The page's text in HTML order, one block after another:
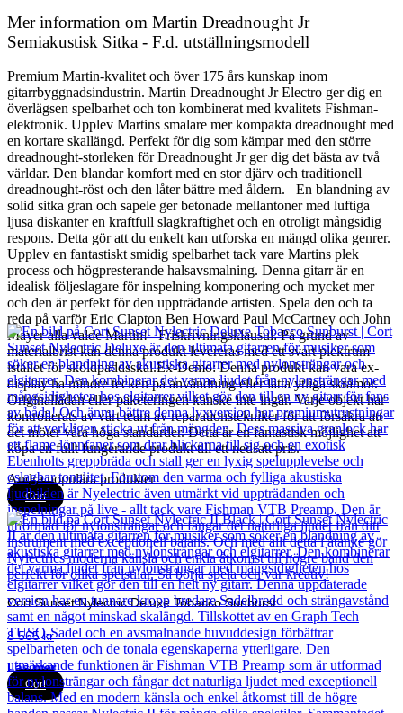
Mer information om Martin Dreadnought Jr
Semiakustisk Sitka - F.d. utställningsmodell
Premium Martin-kvalitet och över 175 års kunskap inom
gitarrbyggnadsindustrin. Martin Dreadnought Jr Electro ger dig en
överlägsen spelbarhet och ton kombinerat med kvalitets Fishman-
elektronik. Upplev Martins smalare mer kompakta dreadnought med
en kortare skallängd. Perfekt för dig som kämpar med den större
dreadnought-storleken för Dreadnought Jr ger dig det bästa av två
världar. Den blandar komfort med en stor djärv och traditionell
dreadnought-röst och den låter bättre med åldern. En blandning av
solid sitka gran och sapele ger betonade mellantoner med luftiga
ljusa diskanter en kraftfull slagkraftighet och en otroligt mångsidig
respons. Detta gör att du enkelt kan utforska en mängd olika genrer.
Upplev en fantastiskt smidig spelbarhet tack vare Martins plek
process och högpresterande halsavsmalning. Denna gitarr är en
idealisk följeslagare för inspelning komponering och mycket mer
och den är perfekt för den uppträdande artisten. Spela den och ta
reda på varför Eric Clapton Ben Howard Paul McCartney och John
Mayer alla valde Martin! Friskrivningsklausul: På grund av
materialbrist kan denna produkt levereras med ett svart plektrum
istället för sköldpaddsskal.Ex-Demo: Denna produkt kan vara ex-
display ha mindre tecken på användning eller lätta ytliga skråmor.
Originallådan eller paketeringen kanske inte ingår. Varje objekt har
kontrollerats av vårt team av reparationstekniker för att försäkra att
det möter våra höga standarder. Detta är en fantastisk möjlighet att
köpa en fullt fungerande produkt till ett nedsatt pris.
Andra populära produkter
Cort
Cort Sunset Nylectric Deluxe Tobacco Sunburst
8 565kr
Läs mer
Cort